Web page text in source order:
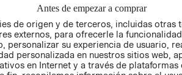
AVISO DE
LIBRO DE
Antes de empezar a comprar
de origen y de terceros, incluidas otras
externos, para ofrecerle la
personalizar su experiencia de usuario,
personalizada en nuestros sitios web,
en Internet y a través de plataformas